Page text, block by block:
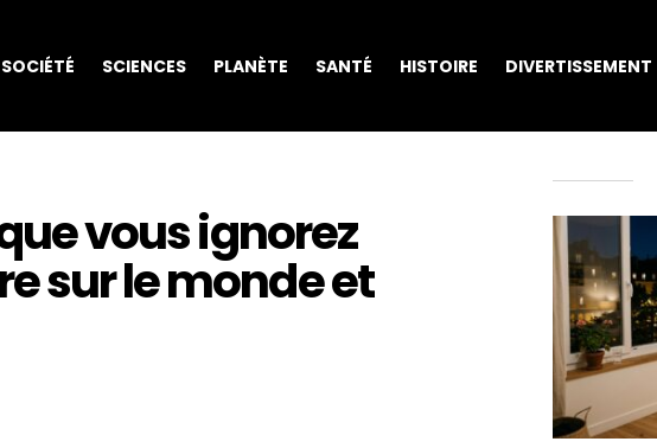
SOCIÉTÉ SCIENCES PLANÈTE SANTÉ HISTOIRE DIVERTISSEMENT
vous ignorez
sur le monde et